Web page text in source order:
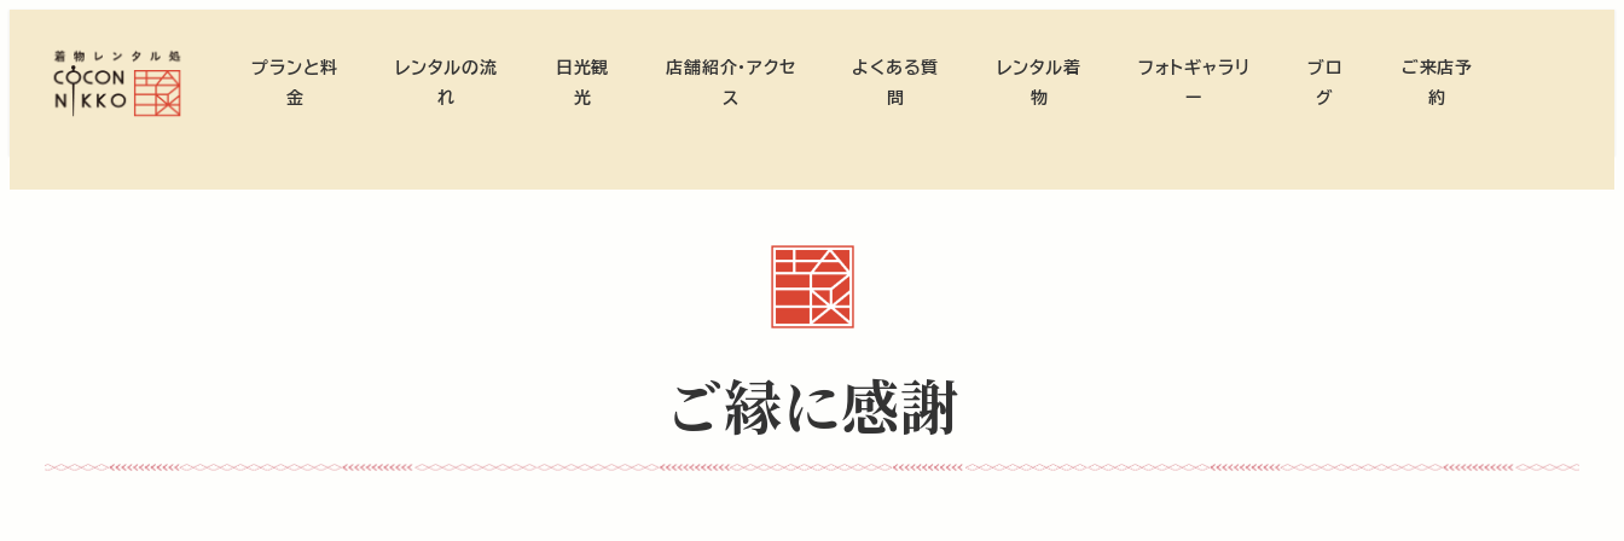
テ
プランと料
金
レンタルの流
れ
日光観
光
店舗紹介・アクセ
ス
よくある質
問
レンタル着
物
フォトギャラリ
ー
ブロ
グ
ご来店予
約
ご縁に感謝